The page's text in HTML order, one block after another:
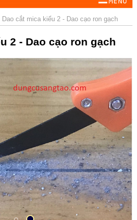
Dao cắt mica kiểu 2 - Dao cạo ron gạch
2 - Dao cạo ron gạch